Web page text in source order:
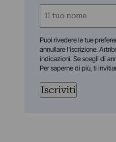
Nome
Puoi rivedere le tue
annullare l’iscrizione.
indicazioni. Se scegli di
Per saperne di più, ti
Iscriviti